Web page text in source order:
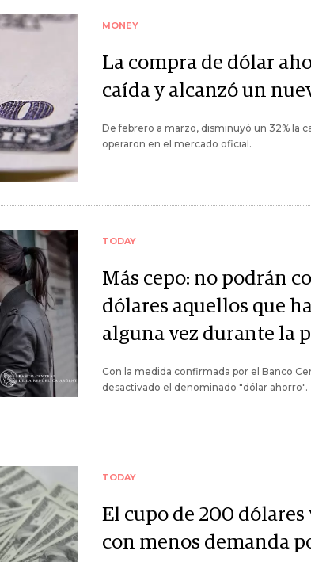
MONEY
La compra de dólar
caída y alcanzó un
De febrero a marzo, disminuyó un 32% la
operaron en el mercado oficial.
TODAY
Más cepo: no podrán
dólares aquellos que
alguna vez durante la
Con la medida confirmada por el Banco
desactivado el denominado "dólar ahorro".
TODAY
El cupo de 200
con menos demanda